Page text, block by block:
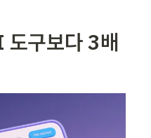
구보다 3배